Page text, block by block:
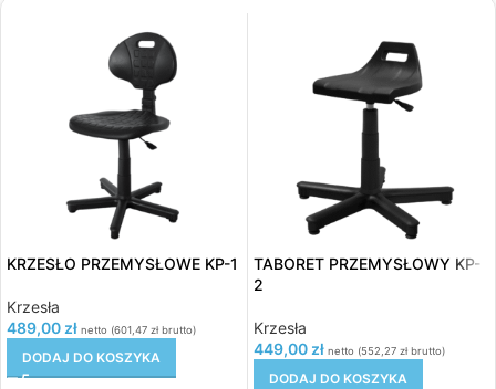
KRZESŁO PRZEMYSŁOWE KP-1
Krzesła
489,00 zł netto (601,47 zł brutto)
DODAJ DO KOSZYKA
TABORET PRZEMYSŁOWY KP-
2
Krzesła
449,00 zł netto (552,27 zł brutto)
DODAJ DO KOSZYKA